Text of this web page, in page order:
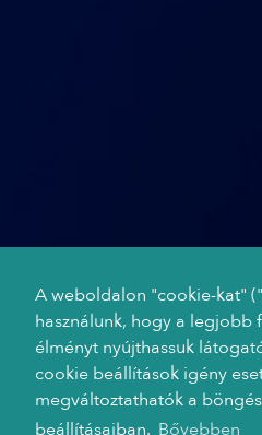
A weboldalon "cookie-kat"
használunk, hogy a legjobb
élményt nyújthassuk
cookie beállítások igény
megváltoztathatók a
beállításaiban. Bővebben